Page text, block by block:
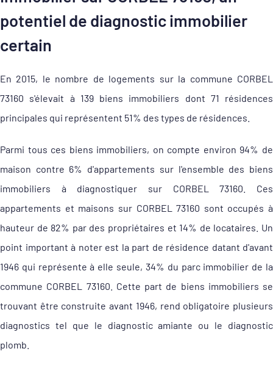
potentiel de diagnostic immobilier
certain
En 2015, le nombre de logements sur la commune CORBEL
73160 s'élevait à 139 biens immobiliers dont 71 résidences
principales qui représentent 51% des types de résidences.
Parmi tous ces biens immobiliers, on compte environ 94% de
maison contre 6% d'appartements sur l'ensemble des biens
immobiliers à diagnostiquer sur CORBEL 73160. Ces
appartements et maisons sur CORBEL 73160 sont occupés à
hauteur de 82% par des propriétaires et 14% de locataires. Un
point important à noter est la part de résidence datant d'avant
1946 qui représente à elle seule, 34% du parc immobilier de la
commune CORBEL 73160. Cette part de biens immobiliers se
trouvant être construite avant 1946, rend obligatoire plusieurs
diagnostics tel que le diagnostic amiante ou le diagnostic
plomb.